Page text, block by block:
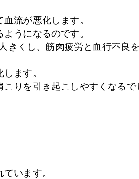
流が悪化します。
うになるのです。
きくし、筋肉疲労と血行不良を
ます。
りを引き起こしやすくなるで
います。